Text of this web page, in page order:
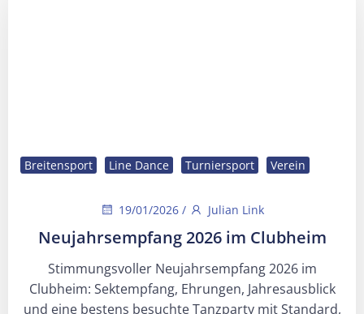
Breitensport Line Dance Turniersport Verein
19/01/2026 / Julian Link
Neujahrsempfang 2026 im Clubheim
Stimmungsvoller Neujahrsempfang 2026 im
Clubheim: Sektempfang, Ehrungen, Jahresausblick
und eine bestens besuchte Tanzparty mit Standard,